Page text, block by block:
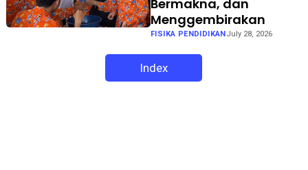
Bermakna, dan
Menggembirakan
FISIKA PENDIDIKAN July 28, 2026
Index